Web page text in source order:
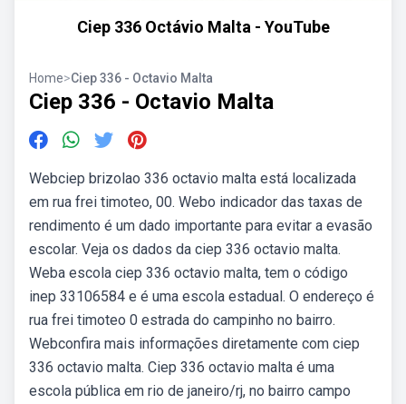
Ciep 336 Octávio Malta - YouTube
Home>Ciep 336 - Octavio Malta
Ciep 336 - Octavio Malta
Webciep brizolao 336 octavio malta está localizada
em rua frei timoteo, 00. Webo indicador das taxas de
rendimento é um dado importante para evitar a evasão
escolar. Veja os dados da ciep 336 octavio malta.
Weba escola ciep 336 octavio malta, tem o código
inep 33106584 e é uma escola estadual. O endereço é
rua frei timoteo 0 estrada do campinho no bairro.
Webconfira mais informações diretamente com ciep
336 octavio malta. Ciep 336 octavio malta é uma
escola pública em rio de janeiro/rj, no bairro campo